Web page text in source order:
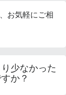
お気軽にご相
少なかった
か？